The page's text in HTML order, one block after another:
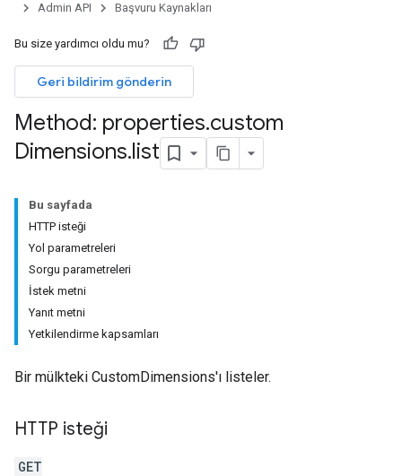
Admin API
Başvuru Kaynakları
Bu size yardımcı oldu mu?
Geri bildirim gönderin
Method: properties.custom
Dimensions.list
Bu sayfada
HTTP isteği
Yol parametreleri
Sorgu parametreleri
İstek metni
Yanıt metni
Yetkilendirme kapsamları
Bir mülkteki CustomDimensions'ı listeler.
HTTP isteği
GET